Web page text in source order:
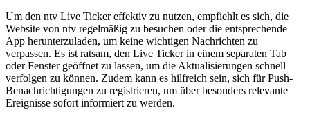
Um den ntv Live Ticker effektiv zu nutzen, empfiehlt es sich, die
Website von ntv regelmäßig zu besuchen oder die entsprechende
App herunterzuladen, um keine wichtigen Nachrichten zu
verpassen. Es ist ratsam, den Live Ticker in einem separaten Tab
oder Fenster geöffnet zu lassen, um die Aktualisierungen schnell
verfolgen zu können. Zudem kann es hilfreich sein, sich für Push-
Benachrichtigungen zu registrieren, um über besonders relevante
Ereignisse sofort informiert zu werden.